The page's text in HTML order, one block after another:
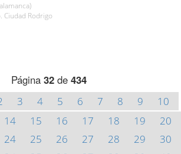
Ciudad Rodrigo
Página 32 de 434
3 4 5 6 7 8 9
10
14 15 16 17 18 19
20
24 25 26 27 28 29
30